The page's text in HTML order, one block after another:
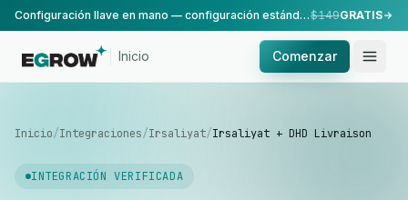
Configuración llave en mano — configuración estándar, realizada por nuestro equipo.$149GRATIS
Inicio Comenzar
Inicio/Integraciones/Irsaliyat/Irsaliyat + DHD Livraison
INTEGRACIÓN VERIFICADA